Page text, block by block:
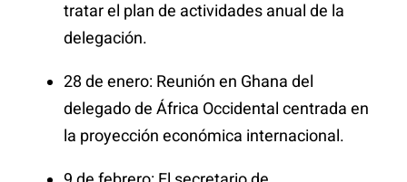
tratar el plan de actividades anual de la
delegación.
28 de enero: Reunión en Ghana del
delegado de África Occidental centrada en
la proyección económica internacional.